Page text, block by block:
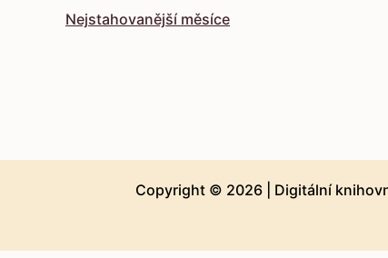
Nejstahovanější měsíce
Copyright © 2026 | Digitální